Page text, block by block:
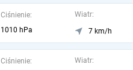
Ciśnienie:
1010 hPa
Wiatr:
7 km/h
Ciśnienie:
Wiatr: